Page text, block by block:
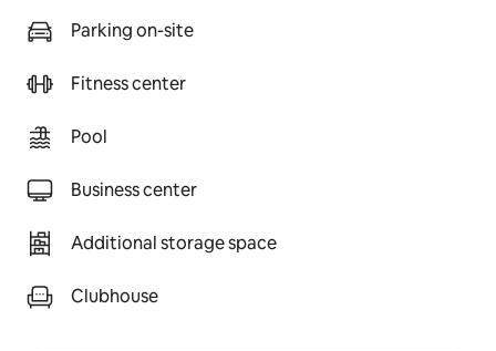
Parking on-site
Fitness center
Pool
Business center
Additional storage space
Clubhouse